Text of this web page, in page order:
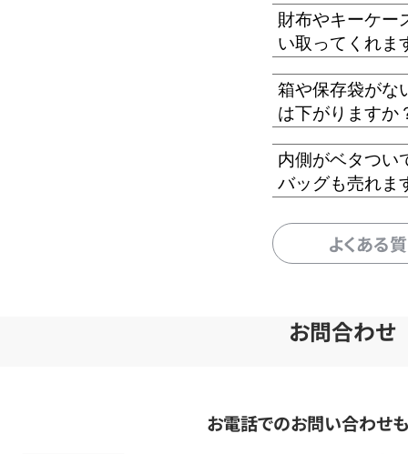
財布やキーケー
い取ってくれま
箱や保存袋がな
は下がりますか
内側がベタつい
バッグも売れま
よくある
お問合わせ
お電話でのお問い合わせ